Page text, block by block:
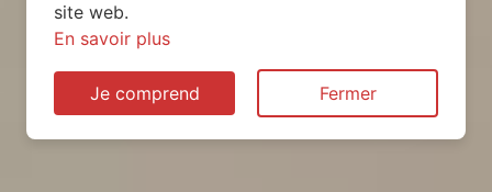
site web.
En savoir plus
Je comprend Fermer